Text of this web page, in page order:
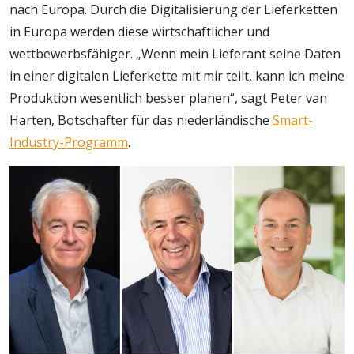
nach Europa. Durch die Digitalisierung der Lieferketten
in Europa werden diese wirtschaftlicher und
wettbewerbsfähiger. „Wenn mein Lieferant seine Daten
in einer digitalen Lieferkette mit mir teilt, kann ich meine
Produktion wesentlich besser planen“, sagt Peter van
Harten, Botschafter für das niederländische Smart-
Industry-Programm.